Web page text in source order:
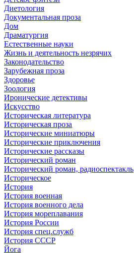
Диетология
Документальная проза
Дом
Драматургия
Естественные науки
Жизнь и деятельность незрячих
Законодательство
Зарубежная проза
Здоровье
Зоология
Иронические детективы
Искусство
Историческая литература
Историческая проза
Исторические миниатюры
Исторические приключения
Исторические рассказы
Исторический роман
Исторический роман, радиоспектакль
Историческое
История
История военная
История военного дела
История мореплавания
История России
История спец.служб
История СССР
Йога